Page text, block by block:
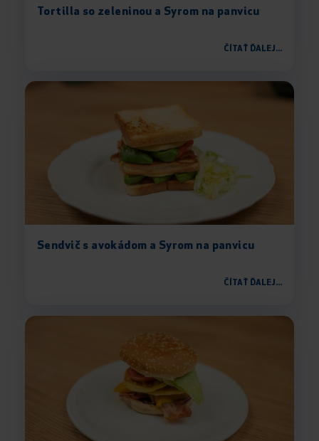
Tortilla so zeleninou a Syrom na panvicu
ČÍTAŤ ĎALEJ...
Sendvič s avokádom a Syrom na panvicu
ČÍTAŤ ĎALEJ...